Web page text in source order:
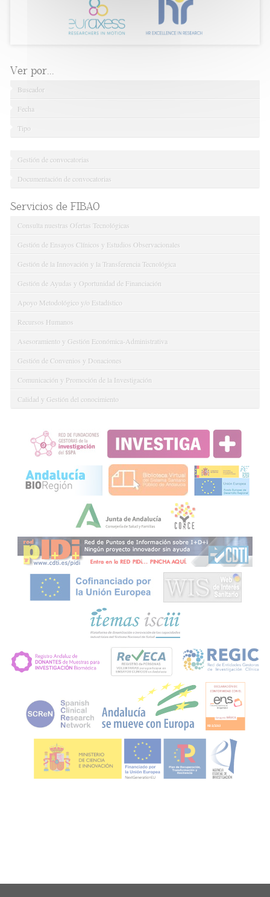
Ver por...
Buscador
Fecha
Tipo
Gestión de convocatorias
Documentación de convocatorias
Servicios de FIBAO
Consulta nuestras Ofertas Tecnológicas
Gestión de Ensayos Clínicos y Estudios Observacionales
Gestión de la Innovación y la Transferencia Tecnológica
Gestión de Ayudas y Oportunidad de Financiación
Apoyo Metodológico y/o Estadístico
Recursos Humanos
Asesoramiento y Gestión Económica-Administrativa
Gestión de Convenios y Donaciones
Comunicación y Promoción de la Investigación
Calidad y Gestión del conocimiento